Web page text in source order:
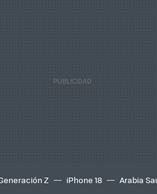
Z iPhone 18 Arabia